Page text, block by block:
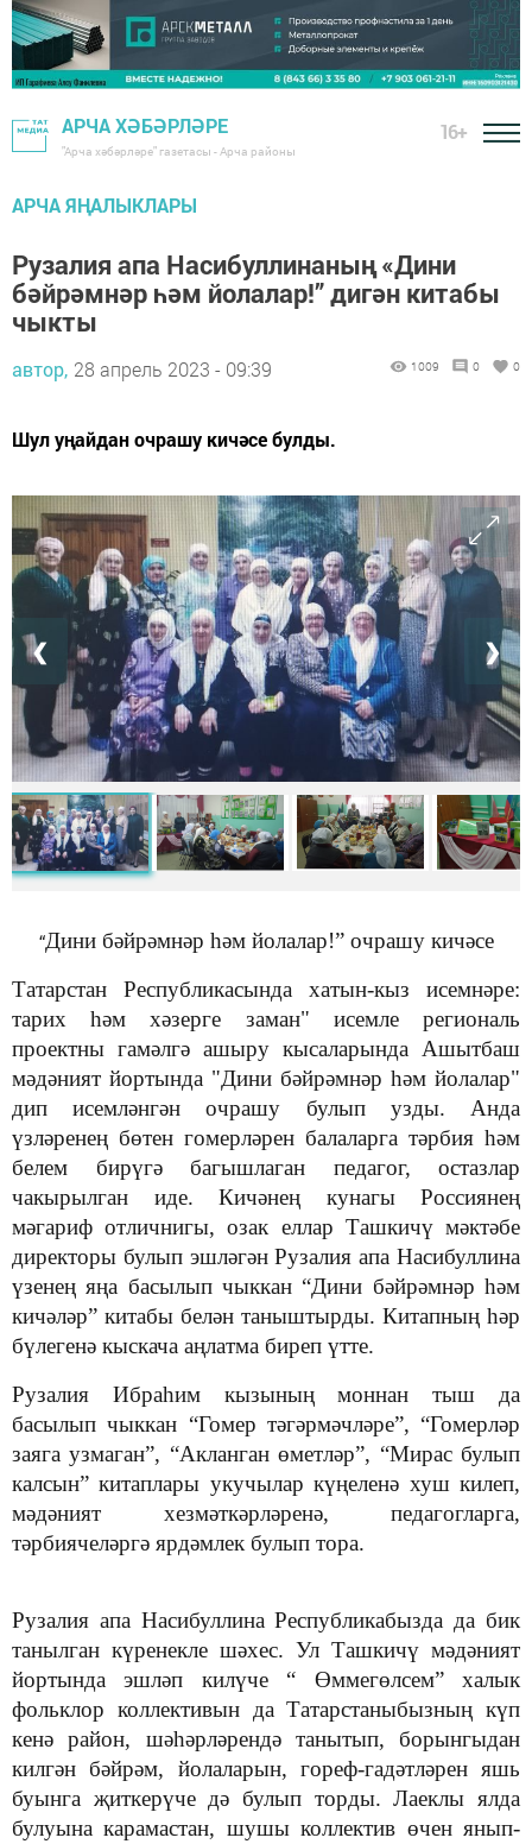
АРЧА ХӘБӘРЛӘРЕ
"Арча хәбәрләре" газетасы - Арча районы
16+
АРЧА ЯҢАЛЫКЛАРЫ
Рузалия апа Насибуллинаның «Дини
бәйрәмнәр һәм йолалар!” дигән китабы
чыкты
автор, 28 апрель 2023 - 09:39 1009 0 0
Шул уңайдан очрашу кичәсе булды.
❮ ❯
“Дини бәйрәмнәр һәм йолалар!” очрашу кичәсе
Татарстан Республикасында хатын-кыз исемнәре:
тарих һәм хәзерге заман" исемле региональ
проектны гамәлгә ашыру кысаларында Ашытбаш
мәдәният йортында "Дини бәйрәмнәр һәм йолалар"
дип исемләнгән очрашу булып узды. Анда
үзләренең бөтен гомерләрен балаларга тәрбия һәм
белем бирүгә багышлаган педагог, остазлар
чакырылган иде. Кичәнең кунагы Россиянең
мәгариф отличнигы, озак еллар Ташкичү мәктәбе
директоры булып эшләгән Рузалия апа Насибуллина
үзенең яңа басылып чыккан “Дини бәйрәмнәр һәм
кичәләр” китабы белән таныштырды. Китапның һәр
бүлегенә кыскача аңлатма биреп үтте.
Рузалия Ибраһим кызының моннан тыш да
басылып чыккан “Гомер тәгәрмәчләре”, “Гомерләр
заяга узмаган”, “Акланган өметләр”, “Мирас булып
калсын” китаплары укучылар күңеленә хуш килеп,
мәдәният хезмәткәрләренә, педагогларга,
тәрбиячеләргә ярдәмлек булып тора.
Рузалия апа Насибуллина Республикабызда да бик
танылган күренекле шәхес. Ул Ташкичү мәдәният
йортында эшләп килүче “ Өммегөлсем” халык
фольклор коллективын да Татарстаныбызның күп
кенә район, шәһәрләрендә танытып, борынгыдан
килгән бәйрәм, йолаларын, гореф-гадәтләрен яшь
буынга җиткерүче дә булып торды. Лаеклы ялда
булуына карамастан, шушы коллектив өчен янып-